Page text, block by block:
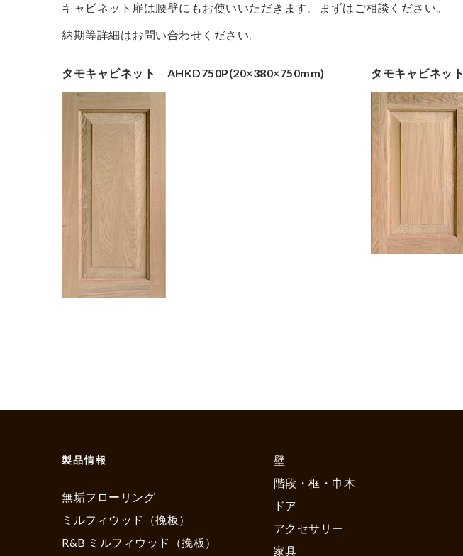
キャビネット扉は腰壁にもお使いいただきます。まずはご相談ください。
納期等詳細はお問い合わせください。
タモキャビネット AHKD750P(20×380×750mm) タモキャビネッ
製品情報
無垢フローリング
ミルフィウッド（挽板）
R&B ミルフィウッド（挽板）
壁
階段・框・巾木
ドア
アクセサリー
家具